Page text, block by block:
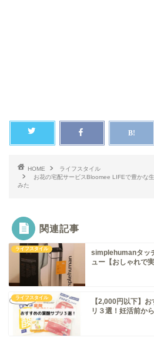
HOME
ライフスタイル
お花の宅配サービスBloomee LIFEで豊かな
みた
関連記事
ライフスタイル
simplehumanタッ
ュー【おしゃれで
ライフスタイル
【2,000円以下】
リ３選！妊活前か